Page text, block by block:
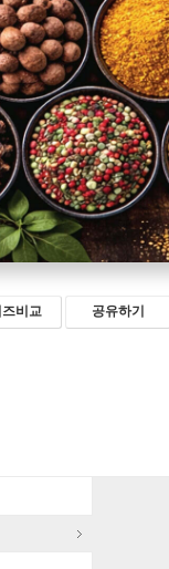
비교 공유하기